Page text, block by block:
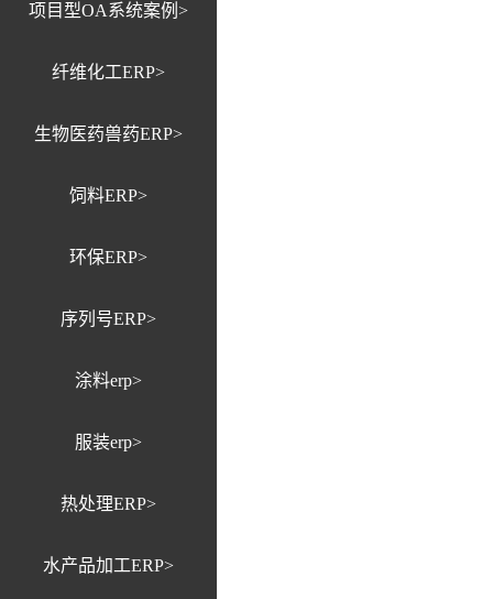
项目型OA系统案例>
纤维化工ERP>
生物医药兽药ERP>
饲料ERP>
环保ERP>
序列号ERP>
涂料erp>
服装erp>
热处理ERP>
水产品加工ERP>